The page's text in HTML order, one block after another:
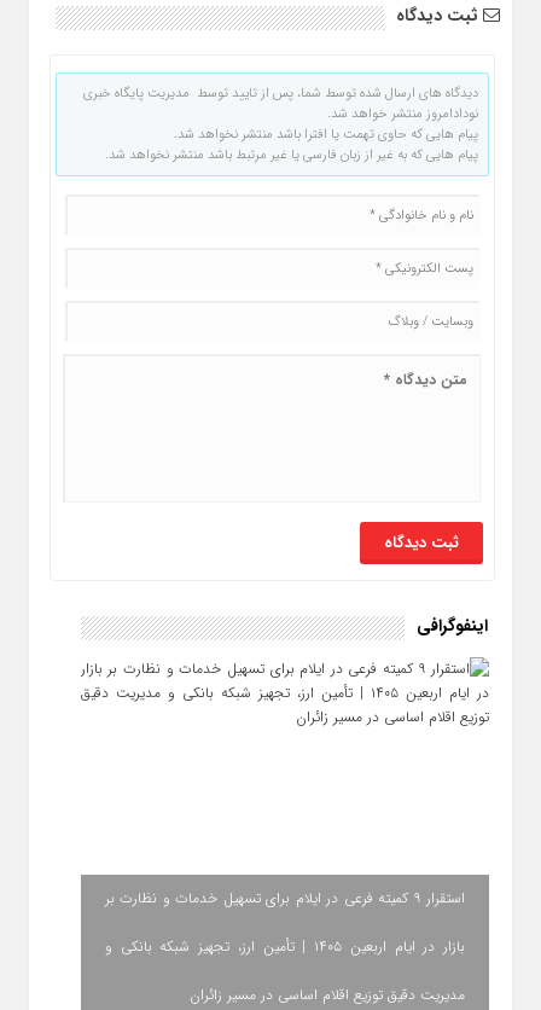
ثبت دیدگاه
دیدگاه های ارسال شده توسط شما، پس از تایید توسط مدیریت پایگاه خبری
نودادامروز منتشر خواهد شد.
پیام هایی که حاوی تهمت یا افترا باشد منتشر نخواهد شد.
پیام هایی که به غیر از زبان فارسی یا غیر مرتبط باشد منتشر نخواهد شد.
اینفوگرافی
استقرار ۹ کمیته فرعی در ایلام برای تسهیل خدمات و نظارت بر
بازار در ایام اربعین ۱۴۰۵ | تأمین ارز، تجهیز شبکه بانکی و
مدیریت دقیق توزیع اقلام اساسی در مسیر زائران